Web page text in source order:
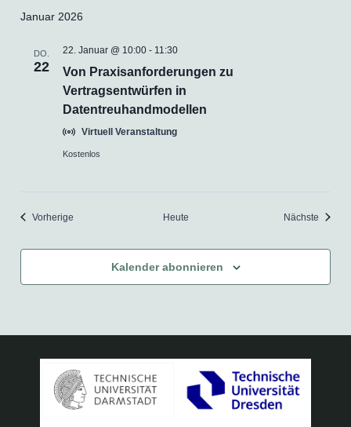
Januar 2026
DO.
22
Von Praxisanforderungen zu
Vertragsentwürfen in
Datentreuhandmodellen
22. Januar @ 10:00- 11:30
Virtuell Veranstaltung
Kostenlos
VorherigeVeranstaltungen Heute Nächste
Kalender abonnieren